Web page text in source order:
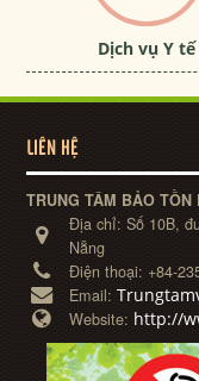
Dịch vụ Y tế
LIÊN HỆ
TRUNG TÂM BẢO
Địa chỉ:Số 10B,
Nẵng
Điện thoại: +84-
Email:
Website: http://